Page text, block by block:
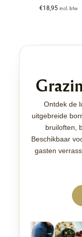
€18,95 incl. btw
Ontdek de
uitgebreide
bruiloften,
Beschikbaar
gasten